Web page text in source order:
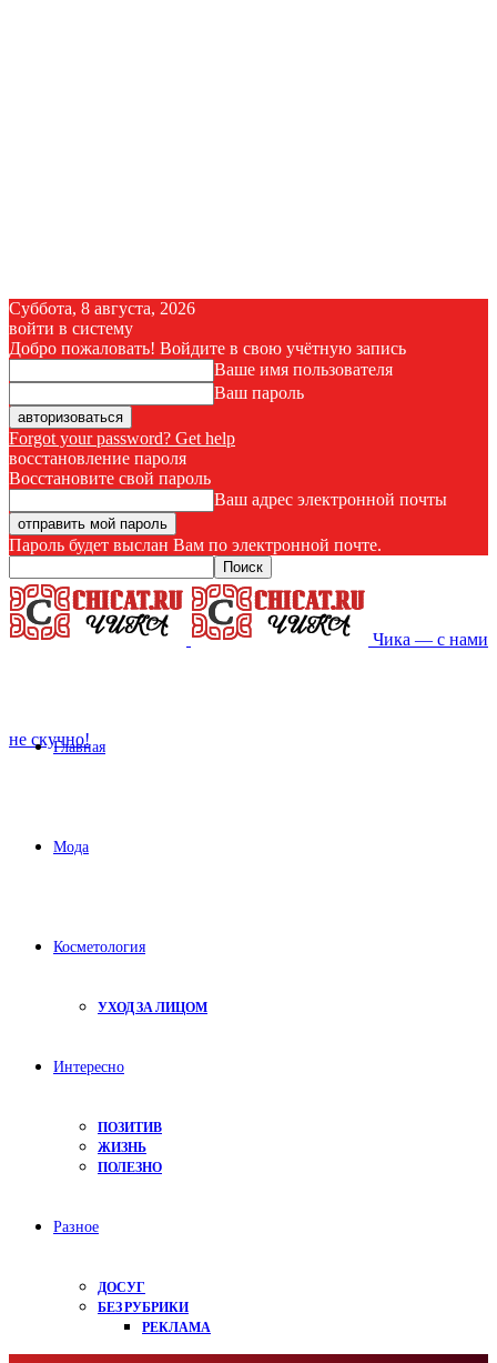
Суббота, 8 августа, 2026
войти в систему
Добро пожаловать! Войдите в свою учётную запись
Ваше имя пользователя
Ваш пароль
Forgot your password? Get help
восстановление пароля
Восстановите свой пароль
Ваш адрес электронной почты
Пароль будет выслан Вам по электронной почте.
Чика — с нами
не скучно!
Главная
Мода
Косметология
УХОД ЗА ЛИЦОМ
Интересно
ПОЗИТИВ
ЖИЗНЬ
ПОЛЕЗНО
Разное
ДОСУГ
БЕЗ РУБРИКИ
РЕКЛАМА